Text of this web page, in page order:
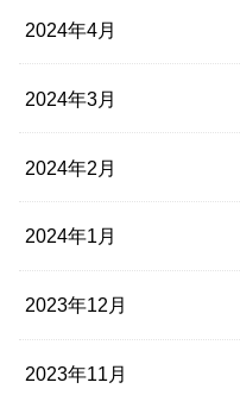
2024年4月
2024年3月
2024年2月
2024年1月
2023年12月
2023年11月